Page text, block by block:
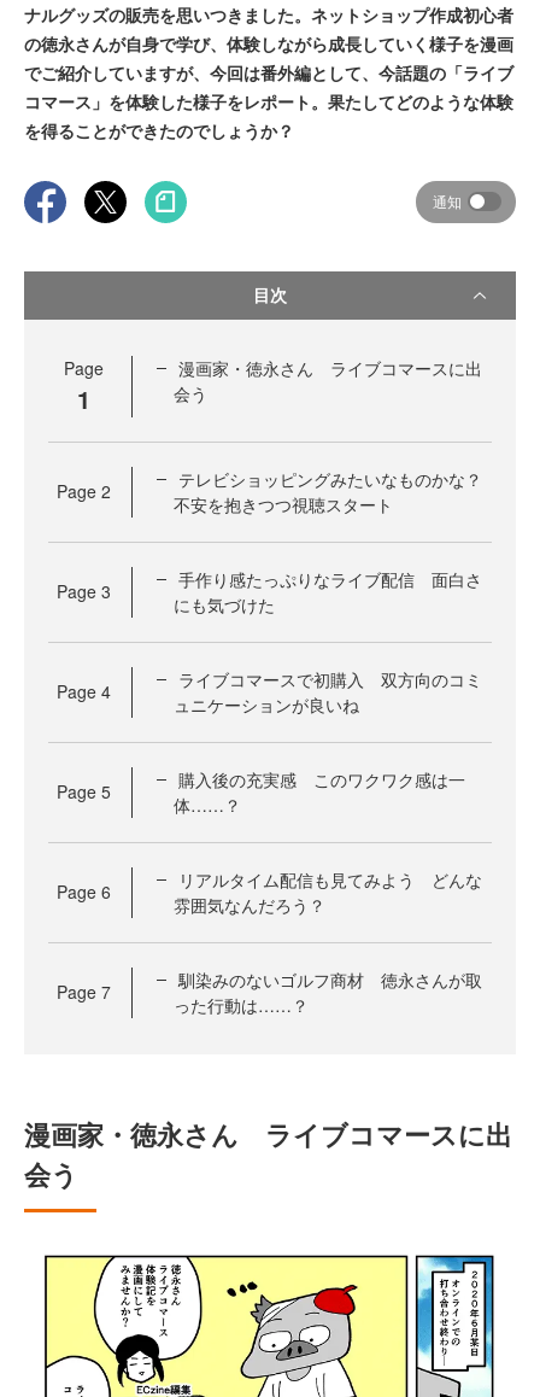
ナルグッズの販売を思いつきました。ネットショップ作成初心者
の徳永さんが自身で学び、体験しながら成長していく様子を漫画
でご紹介していますが、今回は番外編として、今話題の「ライブ
コマース」を体験した様子をレポート。果たしてどのような体験
を得ることができたのでしょうか？
通知
目次
Page
1
漫画家・徳永さん ライブコマースに出
会う
Page 2
テレビショッピングみたいなものかな？
不安を抱きつつ視聴スタート
Page 3
手作り感たっぷりなライブ配信 面白さ
にも気づけた
Page 4
ライブコマースで初購入 双方向のコミ
ュニケーションが良いね
Page 5
購入後の充実感 このワクワク感は一
体……？
Page 6
リアルタイム配信も見てみよう どんな
雰囲気なんだろう？
Page 7
馴染みのないゴルフ商材 徳永さんが取
った行動は……？
漫画家・徳永さん ライブコマースに出
会う